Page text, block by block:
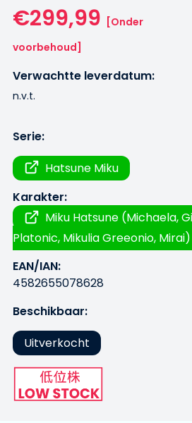
€299,99 [Onder
voorbehoud]
Verwachtte leverdatum:
n.v.t.
Serie:
Hatsune Miku
Karakter:
Miku Hatsune (Michaela,
Platonic, Mikulia Greeonio, Mirai)
EAN/IAN:
4582655078628
Beschikbaar:
Uitverkocht